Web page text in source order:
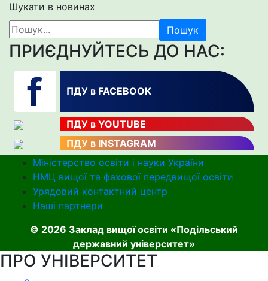
Шукати в новинах
Пошук
ПРИЄДНУЙТЕСЬ ДО НАС:
ПДУ в FACEBOOK
ПДУ в YOUTUBE
ПДУ в INSTAGRAM
Міністерство освіти і науки України
НМЦ вищої та фахової передвищої освіти
Урядовий контактний центр
Наші партнери
© 2026 Заклад вищої освіти «Подільський
державний університет»
ПРО УНІВЕРСИТЕТ